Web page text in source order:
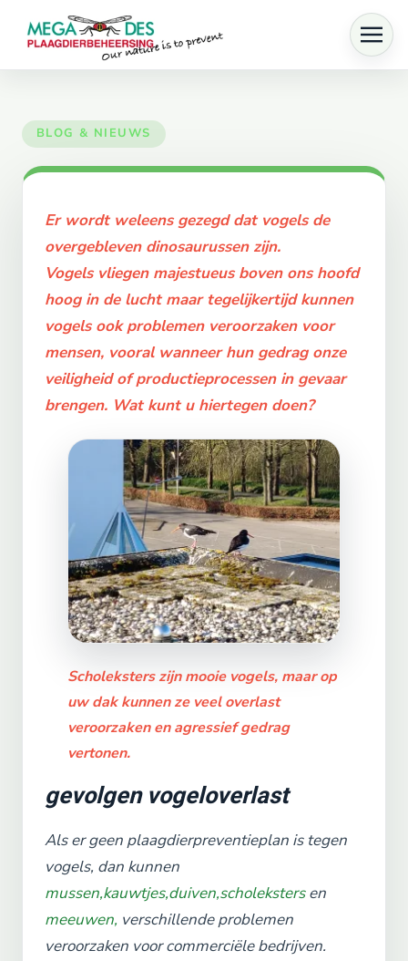
Skip to main content
Er wordt weleens gezegd dat vogels de
overgebleven dinosaurussen zijn.
Vogels vliegen majestueus boven ons hoofd
hoog in de lucht maar tegelijkertijd kunnen
vogels ook problemen veroorzaken voor
mensen, vooral wanneer hun gedrag onze
veiligheid of productieprocessen in gevaar
brengen. Wat kunt u hiertegen doen?
Scholeksters zijn mooie vogels, maar op
uw dak kunnen ze veel overlast
veroorzaken en agressief gedrag
vertonen.
gevolgen vogeloverlast
Als er geen plaagdierpreventieplan is tegen
vogels, dan kunnen
mussen,kauwtjes,duiven,scholekstersen
meeuwen, verschillende problemen
veroorzaken voor commerciële bedrijven.